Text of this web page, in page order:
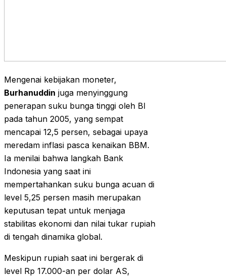
Mengenai kebijakan moneter,
Burhanuddin juga menyinggung
penerapan suku bunga tinggi oleh BI
pada tahun 2005, yang sempat
mencapai 12,5 persen, sebagai upaya
meredam inflasi pasca kenaikan BBM.
Ia menilai bahwa langkah Bank
Indonesia yang saat ini
mempertahankan suku bunga acuan di
level 5,25 persen masih merupakan
keputusan tepat untuk menjaga
stabilitas ekonomi dan nilai tukar rupiah
di tengah dinamika global.
Meskipun rupiah saat ini bergerak di
level Rp 17.000-an per dolar AS,